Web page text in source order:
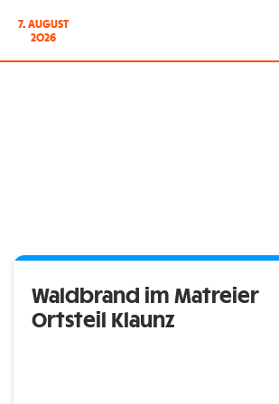
7. AUGUST
2026
Waldbrand im Matreier
Ortsteil Klaunz